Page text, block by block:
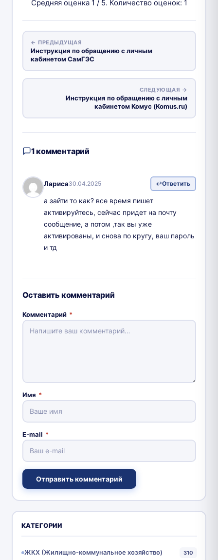
Средняя оценка 1 / 5. Количество оценок: 1
← ПРЕДЫДУЩАЯ
Инструкция по обращению с личным
кабинетом CамГЭС
СЛЕДУЮЩАЯ →
Инструкция по обращению с личным
кабинетом Комус (Komus.ru)
1 комментарий
Лариса30.04.2025 Ответить
а зайти то как? все время пишет
активируйтесь, сейчас придет на почту
сообщение, а потом ,так вы уже
активированы, и снова по кругу, ваш пароль
и тд
Оставить комментарий
Комментарий *
Имя *
E-mail *
Отправить комментарий
КАТЕГОРИИ
ЖКХ (Жилищно-коммунальное хозяйство) 310